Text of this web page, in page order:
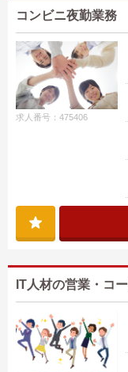
コンビニ夜勤業務
求人番号：475406
IT人材の営業・コ